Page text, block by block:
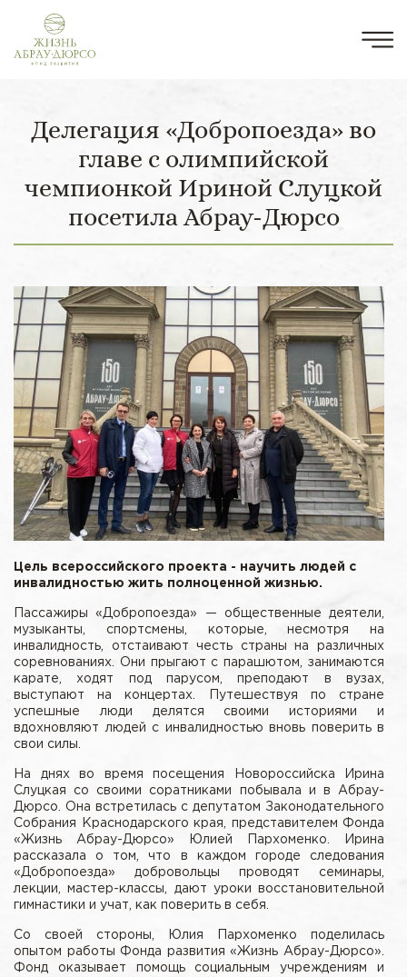
Делегация «Добропоезда» во
главе с олимпийской
чемпионкой Ириной Слуцкой
посетила Абрау-Дюрсо
Цель всероссийского проекта - научить людей с
инвалидностью жить полноценной жизнью.
Пассажиры «Добропоезда» — общественные деятели,
музыканты, спортсмены, которые, несмотря на
инвалидность, отстаивают честь страны на различных
соревнованиях. Они прыгают с парашютом, занимаются
карате, ходят под парусом, преподают в вузах,
выступают на концертах. Путешествуя по стране
успешные люди делятся своими историями и
вдохновляют людей с инвалидностью вновь поверить в
свои силы.
На днях во время посещения Новороссийска Ирина
Слуцкая со своими соратниками побывала и в Абрау-
Дюрсо. Она встретилась с депутатом Законодательного
Собрания Краснодарского края, представителем Фонда
«Жизнь Абрау-Дюрсо» Юлией Пархоменко. Ирина
рассказала о том, что в каждом городе следования
«Добропоезда» добровольцы проводят семинары,
лекции, мастер-классы, дают уроки восстановительной
гимнастики и учат, как поверить в себя.
Со своей стороны, Юлия Пархоменко поделилась
опытом работы Фонда развития «Жизнь Абрау-Дюрсо».
Фонд оказывает помощь социальным учреждениям и